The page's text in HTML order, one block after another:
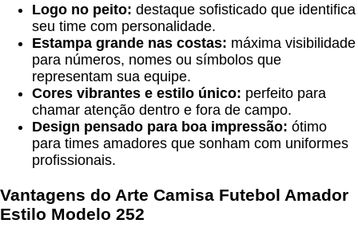
Logo no peito: destaque sofisticado que identifica
seu time com personalidade.
Estampa grande nas costas: máxima visibilidade
para números, nomes ou símbolos que
representam sua equipe.
Cores vibrantes e estilo único: perfeito para
chamar atenção dentro e fora de campo.
Design pensado para boa impressão: ótimo
para times amadores que sonham com uniformes
profissionais.
Vantagens do Arte Camisa Futebol Amador
Estilo Modelo 252